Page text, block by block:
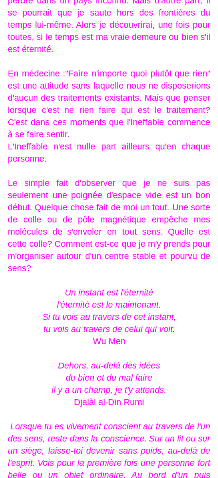
se pourrait que je saute hors des frontières du
temps lui-même. Alors je découvrirai, une fois pour
toutes, si le temps est ma vraie demeure ou bien s'il
est éternité.
En médecine :"Faire n'importe quoi plutôt que rien"
est une attitude sans laquelle nous ne disposerions
d'aucun des traitements existants. Mais que penser
lorsque c'est ne rien faire qui est le traitement?
C'est dans ces moments que l'Ineffable commence
à se faire sentir.
L'Ineffable n'est nulle part ailleurs qu'en chaque
personne.
Le simple fait d'observer que je ne suis pas
seulement une poignée d'espace vide est un bon
début. Quelque chose fait de moi un tout. Une sorte
de colle ou de pôle magnétique empêche mes
molécules de s'envoler en tout sens. Quelle est
cette colle? Comment est-ce que je m'y prends pour
m'organiser autour d'un centre stable et pourvu de
sens?
Un instant est l'éternité
l'éternité est le maintenant.
Si tu vois au travers de cet instant,
tu vois au travers de celui qui voit.
Wu Men
Dehors, au-delà des idées
du bien et du mal faire
il y a un champ, je t'y attends.
Djalàl al-Din Rumi
Lorsque tu es vivement conscient au travers de l'un
des sens, reste dans la conscience. Sur un lit ou sur
un siège, laisse-toi devenir sans poids, au-delà de
l'esprit. Vois pour la première fois une personne fort
belle ou un objet ordinaire.
Au bord d'un puis